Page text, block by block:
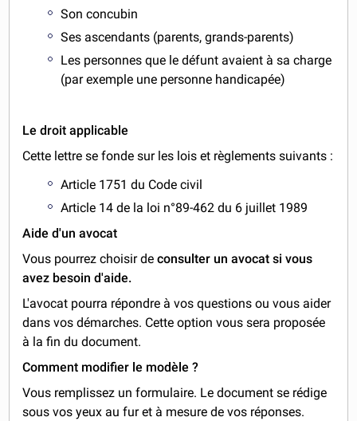
Son concubin
Ses ascendants (parents, grands-parents)
Les personnes que le défunt avaient à sa charge
(par exemple une personne handicapée)
Le droit applicable
Cette lettre se fonde sur les lois et règlements suivants :
Article 1751 du Code civil
Article 14 de la loi n°89-462 du 6 juillet 1989
Aide d'un avocat
Vous pourrez choisir deconsulter un avocat si vous
avez besoin d'aide.
L'avocat pourra répondre à vos questions ou vous aider
dans vos démarches. Cette option vous sera proposée
à la fin du document.
Comment modifier le modèle ?
Vous remplissez un formulaire. Le document se rédige
sous vos yeux au fur et à mesure de vos réponses.